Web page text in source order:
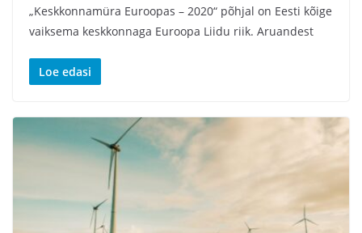
„Keskkonnamüra Euroopas – 2020“ põhjal on Eesti kõige
vaiksema keskkonnaga Euroopa Liidu riik. Aruandest
Loe edasi